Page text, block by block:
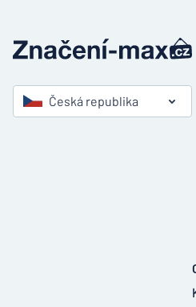
Česká republika